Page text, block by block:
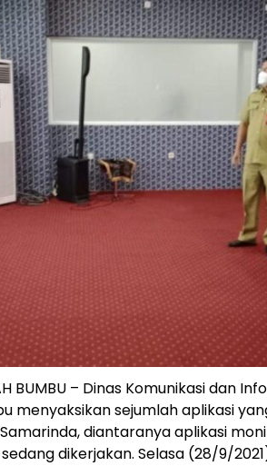
BUMBU – Dinas Komunikasi dan
menyaksikan sejumlah aplikasi
diantaranya aplikasi
dikerjakan. Selasa (28/9/